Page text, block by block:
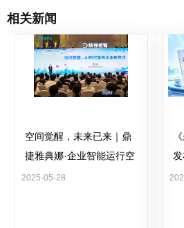
相关新闻
空间觉醒，未来已来｜鼎
捷雅典娜·企业智能运行空
间（EIOS）全球首发！定
2025-05-28
业